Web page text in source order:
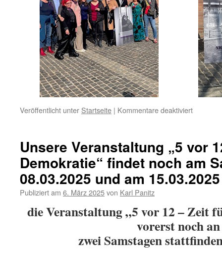
Veröffentlicht unter Startseite | Kommentare deaktiviertfür
–
Zeit
für
Unsere Veranstaltung „5 vor
Demokratie“ findet noch am
08.03.2025 und am
Publiziert am 6. März 2025von Karl Panitz
die Veranstaltung „5 vor 12 – Zeit
vorerst noch an
zwei Samstagen